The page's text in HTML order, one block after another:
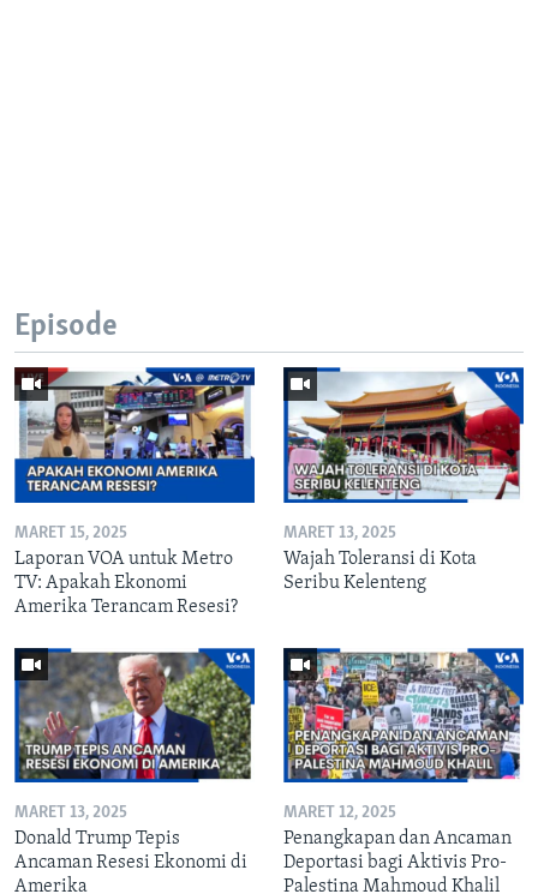
Episode
MARET 15, 2025
Laporan VOA untuk Metro
TV: Apakah Ekonomi
Amerika Terancam Resesi?
MARET 13, 2025
Wajah Toleransi di Kota
Seribu Kelenteng
MARET 13, 2025
Donald Trump Tepis
Ancaman Resesi Ekonomi di
Amerika
MARET 12, 2025
Penangkapan dan Ancaman
Deportasi bagi Aktivis Pro-
Palestina Mahmoud Khalil